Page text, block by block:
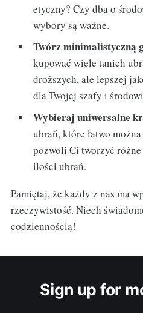
etyczny? Czy dba o
wybory są ważne.
Twórz minimalistyczną
kupować wiele tanich
droższych, ale lepszej
dla Twojej szafy i
Wybieraj uniwersalne
ubrań, które łatwo można
pozwoli Ci tworzyć
ilości ubrań.
Pamiętaj, że każdy z nas ma
rzeczywistość. Niech
codziennością!
Sign up for